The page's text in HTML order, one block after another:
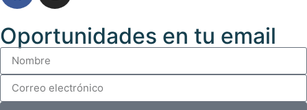
Oportunidades en tu email